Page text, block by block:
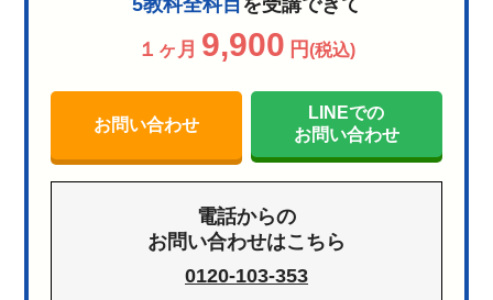
１ヶ月 9,900 円(税込)
お問い合わせ
LINEでの
お問い合わせ
電話からの
お問い合わせはこちら
0120-103-353